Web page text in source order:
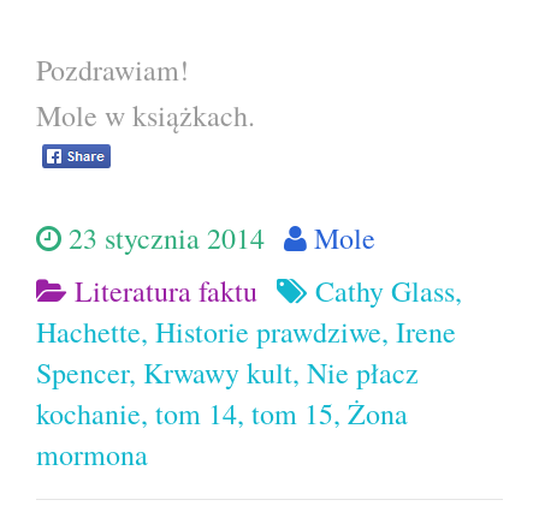
Pozdrawiam!
Mole w książkach.
23 stycznia 2014
Mole
Literatura faktu
Cathy Glass,
Hachette, Historie prawdziwe, Irene
Spencer, Krwawy kult, Nie płacz
kochanie, tom 14, tom 15, Żona
mormona